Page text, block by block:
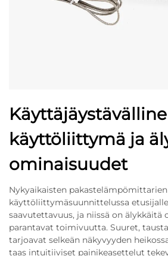
käyttöliittymä ja
ominaisuudet
Nykyaikaisten pakastelämpömittarien
käyttöliittymäsuunnittelussa
saavutettavuus, ja niissä on älykkäitä
parantavat toimivuutta. Suuret,
tarjoavat selkeän näkyvyyden
taas intuitiiviset painikeasettelut